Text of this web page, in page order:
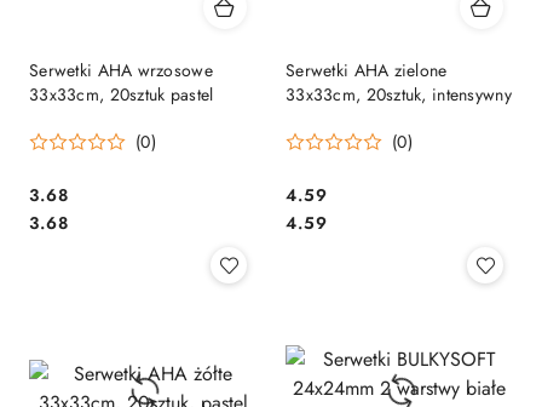
Serwetki AHA wrzosowe
33x33cm, 20sztuk pastel
(0)
Cena:
3.68
Cena:
3.68
Serwetki AHA zielone
33x33cm, 20sztuk, intensywny
(0)
Cena:
4.59
Cena:
4.59